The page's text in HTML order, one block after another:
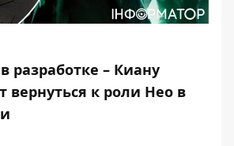
разработке – Киану
вернуться к роли Нео в